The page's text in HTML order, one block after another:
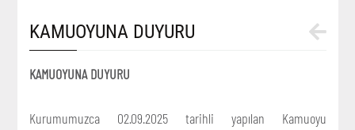
KAMUOYUNA DUYURU
KAMUOYUNA DUYURU
Kurumumuzca 02.09.2025 tarihli yapılan Kamuoyu